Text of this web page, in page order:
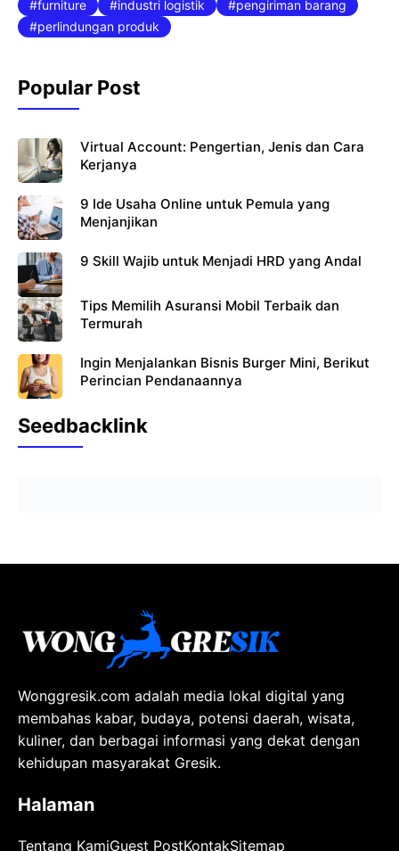
o
o
p
p
furniture
industri logistik
pengiriman barang
perlindungan produk
Popular Post
Virtual Account: Pengertian, Jenis dan Cara
Kerjanya
9 Ide Usaha Online untuk Pemula yang
Menjanjikan
9 Skill Wajib untuk Menjadi HRD yang Andal
Tips Memilih Asuransi Mobil Terbaik dan
Termurah
Ingin Menjalankan Bisnis Burger Mini, Berikut
Perincian Pendanaannya
Seedbacklink